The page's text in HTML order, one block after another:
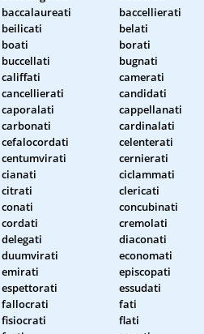
baccalaureati
baccellierati
beilicati
belati
boati
borati
buccellati
bugnati
califfati
camerati
cancellierati
candidati
caporalati
cappellanati
carbonati
cardinalati
cefalocordati
celenterati
centumvirati
cernierati
cianati
ciclammati
citrati
clericati
conati
concubinati
cordati
cremolati
delegati
diaconati
duumvirati
economati
emirati
episcopati
espettorati
essudati
fallocrati
fati
fisiocrati
flati